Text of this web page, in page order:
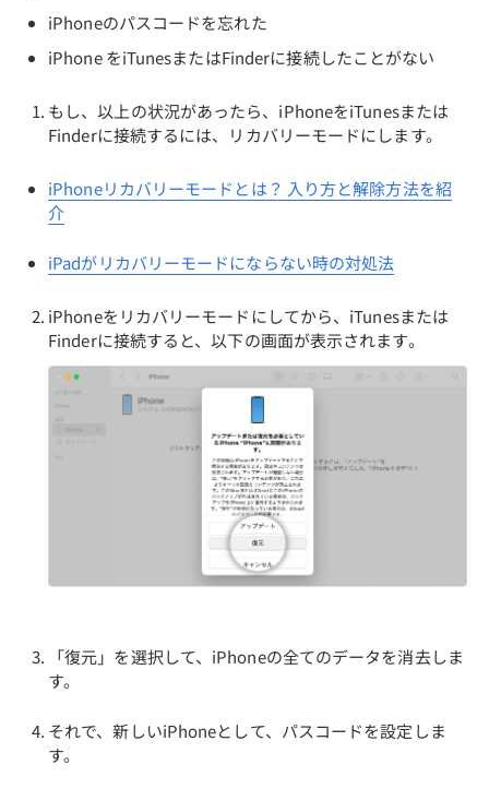
iPhoneのパスコードを忘れた
iPhone をiTunesまたはFinderに接続したことがない
もし、以上の状況があったら、iPhoneをiTunesまたは
Finderに接続するには、リカバリーモードにします。
iPhoneリカバリーモードとは？ 入り方と解除方法を紹
介
iPadがリカバリーモードにならない時の対処法
iPhoneをリカバリーモードにしてから、iTunesまたは
Finderに接続すると、以下の画面が表示されます。
「復元」を選択して、iPhoneの全てのデータを消去しま
す。
それで、新しいiPhoneとして、パスコードを設定しま
す。